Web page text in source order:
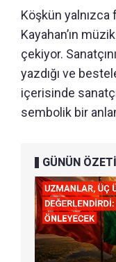
Köşkün
Kayahan’ın
çekiyor.
yazdığı ve
içerisinde
sembolik bir
GÜNÜN ÖZETİ